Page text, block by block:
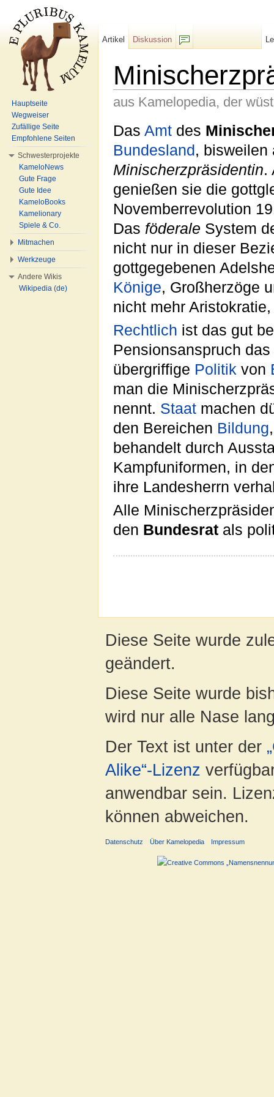
aus Kamelopedia, der
Das Amt des
Bundesland, bisweilen
Minischerzpräsidentin.
genießen sie die
Novemberrevolution
Das föderale System
nicht nur in dieser
gottgegebenen
Könige, Großherzöge
nicht mehr
Rechtlich ist das gut
Pensionsanspruch
übergriffige Politik von
man die
nennt. Staat machen
den Bereichen Bildung
behandelt durch
Kampfuniformen, in
ihre Landesherrn
Alle
den Bundesrat als
Artikel
Diskussion
Hauptseite
Wegweiser
Zufällige Seite
Empfohlene Seiten
Schwesterprojekte
KameloNews
Gute Frage
Gute Idee
KameloBooks
Kamelionary
Spiele & Co.
Mitmachen
Werkzeuge
Andere Wikis
Wikipedia (de)
Diese Seite wurde
geändert.
Diese Seite wurde
wird nur alle Nase
Der Text ist unter der
Alike“-Lizenz
anwendbar sein.
können abweichen.
Datenschutz Über Kamelopedia Impressum